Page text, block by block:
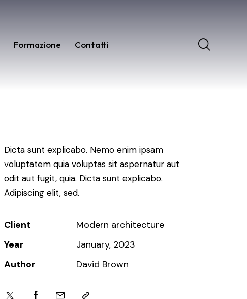
Formazione Contatti
Dicta sunt explicabo. Nemo enim ipsam
voluptatem quia voluptas sit aspernatur aut
odit aut fugit, quia. Dicta sunt explicabo.
Adipiscing elit, sed.
Client
Modern architecture
Year
January, 2023
Author
David Brown